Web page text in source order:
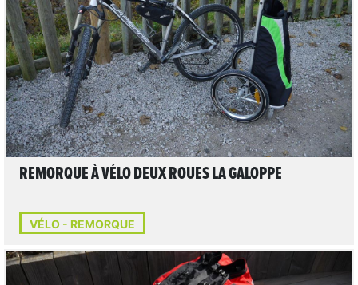
LIRE L'ARTICLE
REMORQUE À VÉLO DEUX ROUES LA GALOPPE
VÉLO - REMORQUE